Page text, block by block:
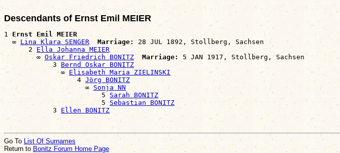
Descendants of Ernst Emil MEIER
1 Ernst Emil MEIER
  ∞
Lina Klara SENGER Marriage: 28 JUL 1892, Stollberg, Sachsen
      2
Ella Johanna MEIER
        ∞
Oskar Friedrich BONITZ Marriage:
5 JAN 1917, Stollberg, Sachsen
            3
Bernd Oskar BONITZ
              ∞
Elisabeth Maria ZIELINSKI
                  4
Jörg BONITZ
                    ∞
Sonja NN
                        5
Sarah BONITZ
                        5
Sebastian BONITZ
            3
Ellen BONITZ
Go To List Of Surnames
Return to Bonitz Forum Home Page